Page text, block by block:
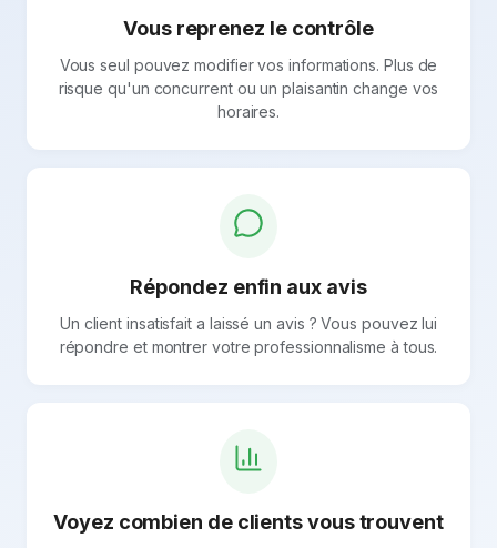
Vous reprenez le contrôle
Vous seul pouvez modifier vos informations. Plus de
risque qu'un concurrent ou un plaisantin change vos
horaires.
Répondez enfin aux avis
Un client insatisfait a laissé un avis ? Vous pouvez lui
répondre et montrer votre professionnalisme à tous.
Voyez combien de clients vous trouvent